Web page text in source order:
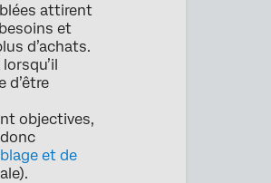
attirent
et
d’achats.
d’être
objectives,
et de